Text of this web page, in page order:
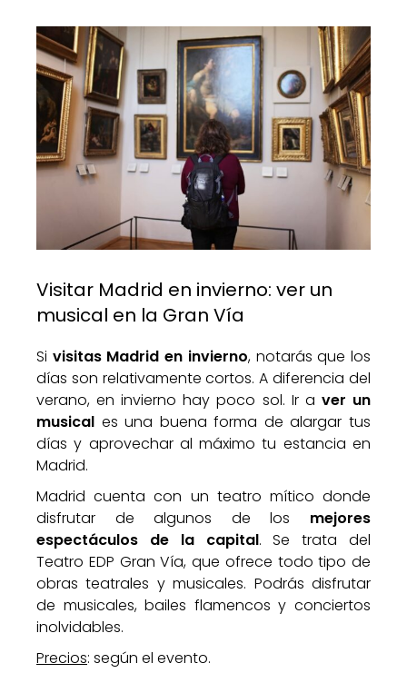
Visitar Madrid en invierno: ver un
musical en la Gran Vía
Si visitas Madrid en invierno, notarás que los
días son relativamente cortos. A diferencia del
verano, en invierno hay poco sol. Ir a ver un
musical es una buena forma de alargar tus
días y aprovechar al máximo tu estancia en
Madrid.
Madrid cuenta con un teatro mítico donde
disfrutar de algunos de los mejores
espectáculos de la capital. Se trata del
Teatro EDP Gran Vía, que ofrece todo tipo de
obras teatrales y musicales. Podrás disfrutar
de musicales, bailes flamencos y conciertos
inolvidables.
Precios: según el evento.